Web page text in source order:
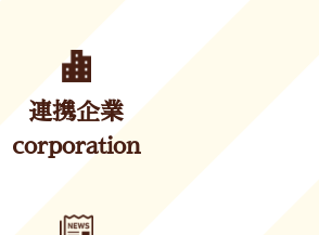
連携企業
corporation